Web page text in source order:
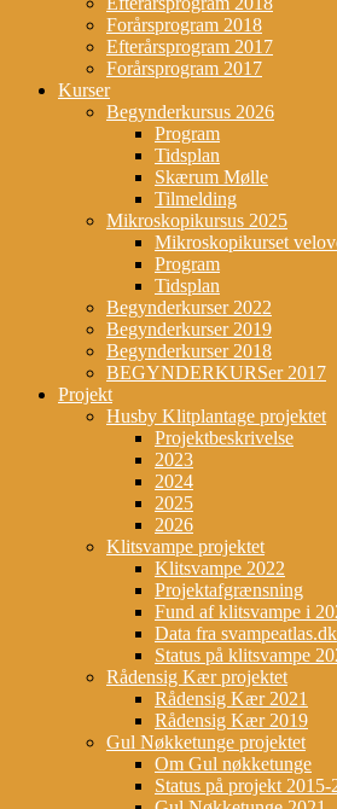
Forårsprogram 2018
Efterårsprogram 2017
Forårsprogram 2017
Kurser
Begynderkursus 2026
Program
Tidsplan
Skærum Mølle
Tilmelding
Mikroskopikursus 2025
Mikroskopikurset
Program
Tidsplan
Begynderkurser 2022
Begynderkurser 2019
Begynderkurser 2018
BEGYNDERKURSer 2017
Projekt
Husby Klitplantage projektet
Projektbeskrivelse
2023
2024
2025
2026
Klitsvampe projektet
Klitsvampe 2022
Projektafgrænsning
Fund af klitsvampe i
Data fra svampeatlas.dk
Status på klitsvampe
Rådensig Kær projektet
Rådensig Kær 2021
Rådensig Kær 2019
Gul Nøkketunge projektet
Om Gul nøkketunge
Status på projekt 2015-